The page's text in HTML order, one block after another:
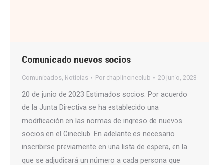
Comunicado nuevos socios
Comunicados, Noticias Por chaplincineclub 20 junio, 2023
20 de junio de 2023 Estimados socios: Por acuerdo
de la Junta Directiva se ha establecido una
modificación en las normas de ingreso de nuevos
socios en el Cineclub. En adelante es necesario
inscribirse previamente en una lista de espera, en la
que se adjudicará un número a cada persona que